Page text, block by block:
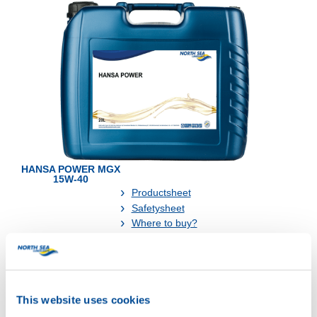
This website uses cookies
HANSA POWER MGX
15W-40
Productsheet
Safetysheet
Where to buy?
20L
74570